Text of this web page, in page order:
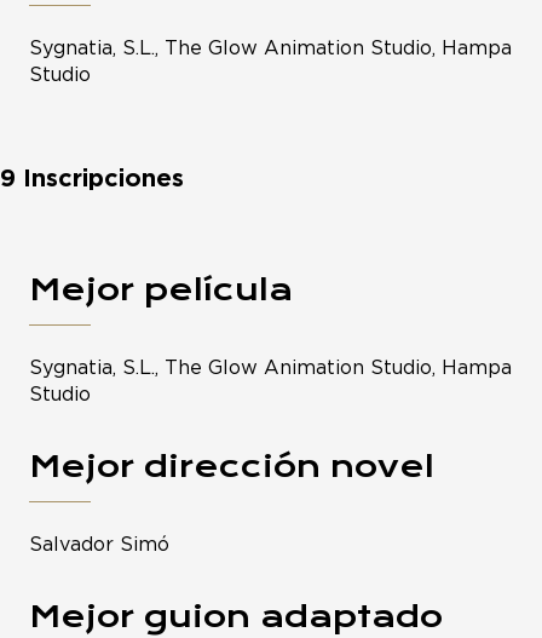
Sygnatia, S.L., The Glow Animation Studio, Hampa
Studio
9 Inscripciones
Mejor película
Sygnatia, S.L., The Glow Animation Studio, Hampa
Studio
Mejor dirección novel
Salvador Simó
Mejor guion adaptado